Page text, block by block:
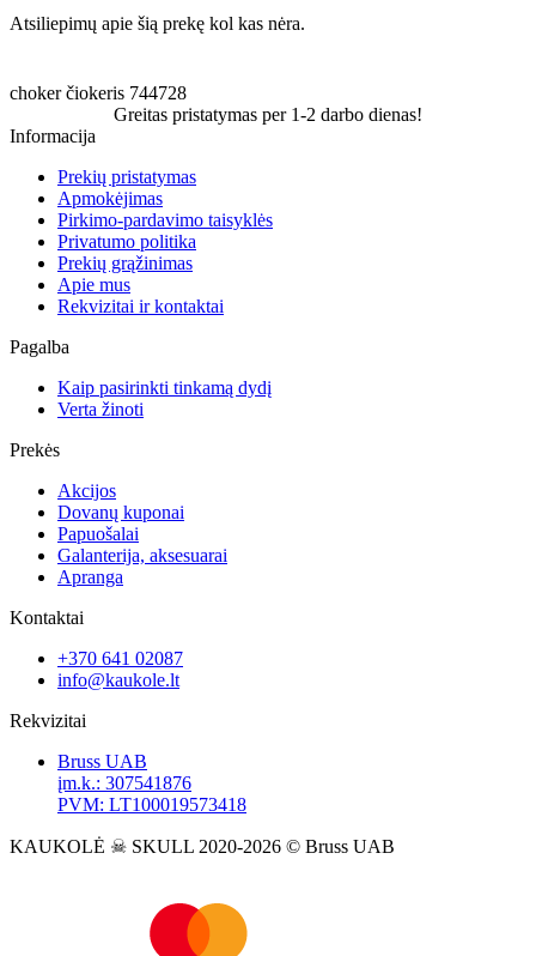
Atsiliepimų apie šią prekę kol kas nėra.
choker čiokeris 744728
Greitas pristatymas per 1-2 darbo dienas!
Informacija
Prekių pristatymas
Apmokėjimas
Pirkimo-pardavimo taisyklės
Privatumo politika
Prekių grąžinimas
Apie mus
Rekvizitai ir kontaktai
Pagalba
Kaip pasirinkti tinkamą dydį
Verta žinoti
Prekės
Akcijos
Dovanų kuponai
Papuošalai
Galanterija, aksesuarai
Apranga
Kontaktai
+370 641 02087
info@kaukole.lt
Rekvizitai
Bruss UAB
įm.k.: 307541876
PVM: LT100019573418
KAUKOLĖ ☠ SKULL 2020-2026 © Bruss UAB